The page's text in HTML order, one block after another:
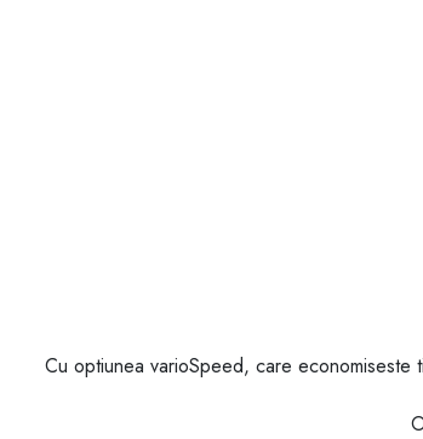
Cu optiunea varioSpeed, care